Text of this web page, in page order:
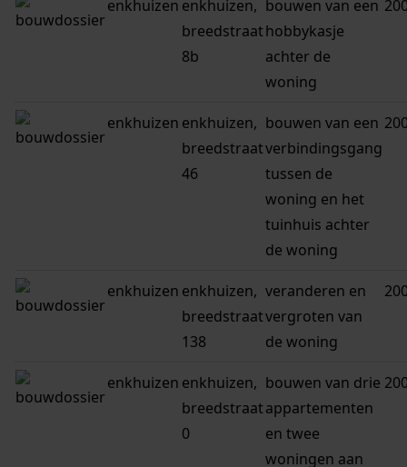
enkhuizen enkhuizen,
breedstraat
8b
bouwen van een
hobbykasje
achter de
woning
enkhuizen enkhuizen,
breedstraat
46
bouwen van een
verbindingsgang
tussen de
woning en het
tuinhuis achter
de woning
enkhuizen enkhuizen,
breedstraat
138
veranderen en
vergroten van
de woning
enkhuizen enkhuizen,
breedstraat
0
bouwen van drie
appartementen
en twee
woningen aan